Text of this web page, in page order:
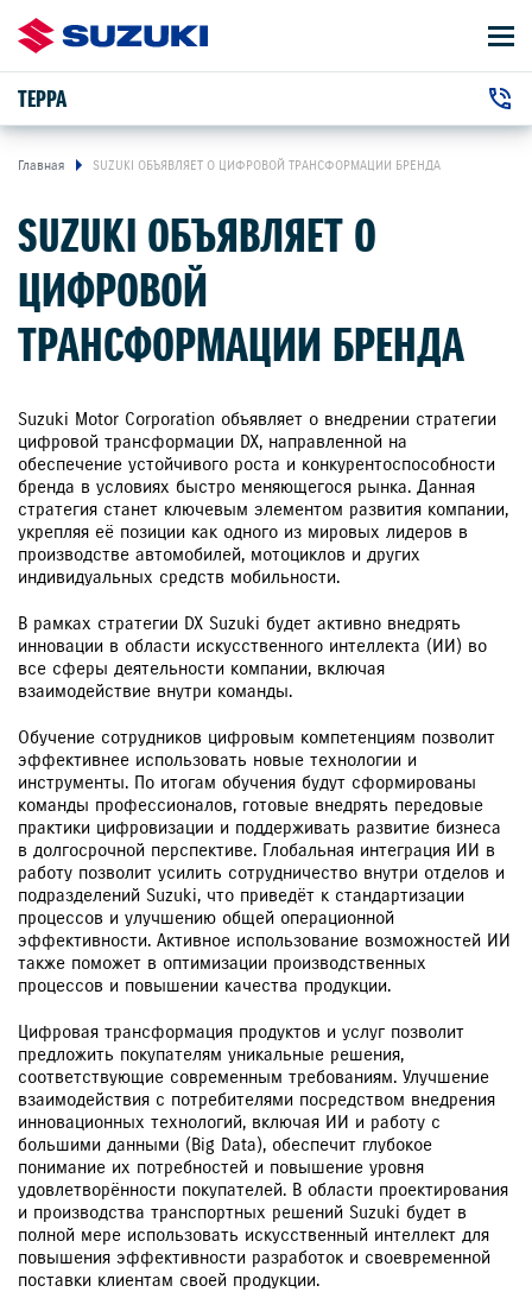
ТЕРРА
г. Иркутск, Ширямова улица, 2/1 +7 (3952) 500-110
АВТОМОБИЛИ
ВЛАДЕЛЬЦАМ
О КОМПАНИИ
КОНТАКТЫ
НОВОСТИ
ЗАКАЗАТЬ ЗВОНОК
Главная SUZUKI ОБЪЯВЛЯЕТ О ЦИФРОВОЙ ТРАНСФОРМАЦИИ БРЕНДА
SUZUKI ОБЪЯВЛЯЕТ О
ЦИФРОВОЙ
ТРАНСФОРМАЦИИ БРЕНДА
Suzuki Motor Corporation объявляет о внедрении стратегии
цифровой трансформации DX, направленной на
обеспечение устойчивого роста и конкурентоспособности
бренда в условиях быстро меняющегося рынка. Данная
стратегия станет ключевым элементом развития компании,
укрепляя её позиции как одного из мировых лидеров в
производстве автомобилей, мотоциклов и других
индивидуальных средств мобильности.
В рамках стратегии DX Suzuki будет активно внедрять
инновации в области искусственного интеллекта (ИИ) во
все сферы деятельности компании, включая
взаимодействие внутри команды.
Обучение сотрудников цифровым компетенциям позволит
эффективнее использовать новые технологии и
инструменты. По итогам обучения будут сформированы
команды профессионалов, готовые внедрять передовые
практики цифровизации и поддерживать развитие бизнеса
в долгосрочной перспективе. Глобальная интеграция ИИ в
работу позволит усилить сотрудничество внутри отделов и
подразделений Suzuki, что приведёт к стандартизации
процессов и улучшению общей операционной
эффективности. Активное использование возможностей ИИ
также поможет в оптимизации производственных
процессов и повышении качества продукции.
Цифровая трансформация продуктов и услуг позволит
предложить покупателям уникальные решения,
соответствующие современным требованиям. Улучшение
взаимодействия с потребителями посредством внедрения
инновационных технологий, включая ИИ и работу с
большими данными (Big Data), обеспечит глубокое
понимание их потребностей и повышение уровня
удовлетворённости покупателей. В области проектирования
и производства транспортных решений Suzuki будет в
полной мере использовать искусственный интеллект для
повышения эффективности разработок и своевременной
поставки клиентам своей продукции.